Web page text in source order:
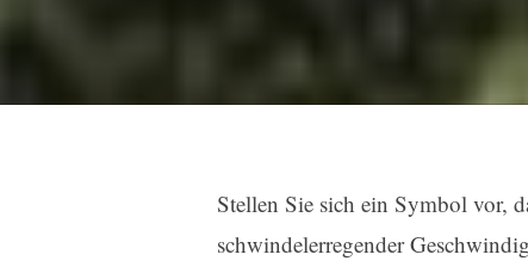
Stellen Sie sich ein Symbol vor,
schwindelerregender